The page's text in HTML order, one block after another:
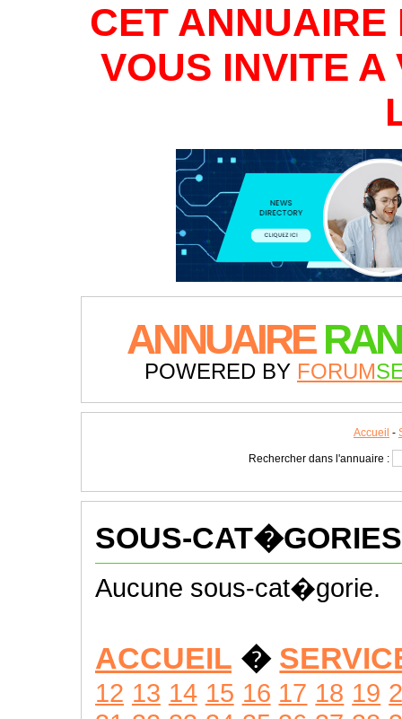
CET
VOUS INVITE A
ANNUAIRE
POWERED BY FORUM
Accueil -
Rechercher dans l'annuaire :
SOUS-CAT�GORIES
Aucune sous-cat�gorie.
ACCUEIL �
12 13 14 15 16 17 18 19